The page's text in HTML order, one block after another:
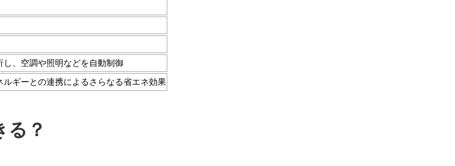
、空調や照明などを自動制御
ギーとの連携によるさらなる省エネ効果
る？